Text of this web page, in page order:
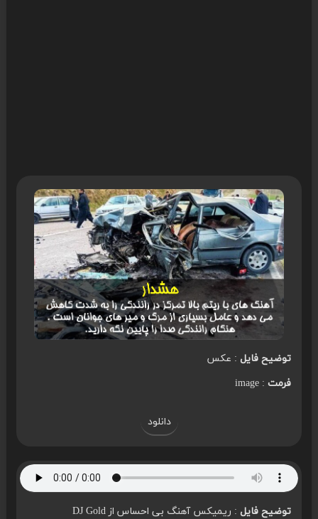
توضیح فایل: عکس
فرمت: image
دانلود
توضیح فایل: ریمیکس آهنگ بی احساس از DJ Gold